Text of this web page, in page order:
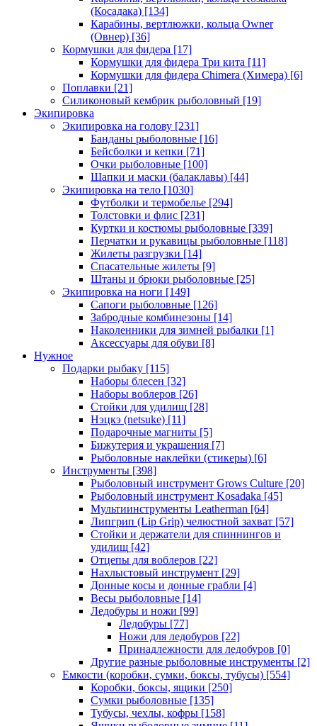
(Косадака) [134]
Карабины, вертлюжки, кольца Owner
(Овнер) [36]
Кормушки для фидера [17]
Кормушки для фидера Три кита [11]
Кормушки для фидера Chimera (Химера) [6]
Поплавки [21]
Силиконовый кембрик рыболовный [19]
Экипировка
Экипировка на голову [231]
Банданы рыболовные [16]
Бейсболки и кепки [71]
Очки рыболовные [100]
Шапки и маски (балаклавы) [44]
Экипировка на тело [1030]
Футболки и термобелье [294]
Толстовки и флис [231]
Куртки и костюмы рыболовные [339]
Перчатки и рукавицы рыболовные [118]
Жилеты разгрузки [14]
Спасательные жилеты [9]
Штаны и брюки рыболовные [25]
Экипировка на ноги [149]
Сапоги рыболовные [126]
Забродные комбинезоны [14]
Наколенники для зимней рыбалки [1]
Аксессуары для обуви [8]
Нужное
Подарки рыбаку [115]
Наборы блесен [32]
Наборы воблеров [26]
Стойки для удилищ [28]
Нэцкэ (netsuke) [11]
Подарочные магниты [5]
Бижутерия и украшения [7]
Рыболовные наклейки (стикеры) [6]
Инструменты [398]
Рыболовный инструмент Grows Culture [20]
Рыболовный инструмент Kosadaka [45]
Мультиинструменты Leatherman [64]
Липгрип (Lip Grip) челюстной захват [57]
Стойки и держатели для спиннингов и
удилищ [42]
Отцепы для воблеров [22]
Нахлыстовый инструмент [29]
Донные косы и донные грабли [4]
Весы рыболовные [14]
Ледобуры и ножи [99]
Ледобуры [77]
Ножи для ледобуров [22]
Принадлежности для ледобуров [0]
Другие разные рыболовные инструменты [2]
Емкости (коробки, сумки, боксы, тубусы) [554]
Коробки, боксы, ящики [250]
Сумки рыболовные [135]
Тубусы, чехлы, кофры [158]